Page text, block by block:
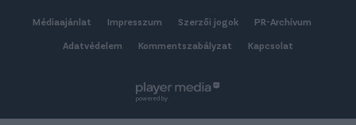
Médiaajánlat Impresszum Szerzői jogok PR-Archívum
Adatvédelem Kommentszabályzat Kapcsolat
powered by